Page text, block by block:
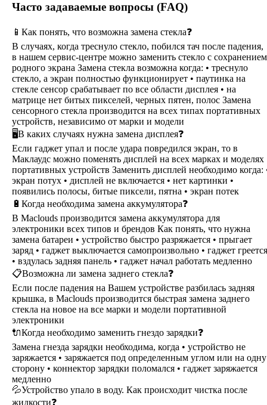
Часто задаваемые вопросы (FAQ)
📱Как понять, что возможна замена стекла❓
В случаях, когда треснуло стекло, побился тач после падения,
в нашем сервис-центре можно заменить стекло с сохранением
родного экрана Замена стекла возможна когда: • треснуло
стекло, а экран полностью функционирует • паутинка на
стекле сенсор срабатывает по все области дисплея • на
матрице нет битых пикселей, черных пятен, полос Замена
сенсорного стекла производится на всех типах портативных
устройств, независимо от марки и модели
🖥В каких случаях нужна замена дисплея❓
Если гаджет упал и после удара повредился экран, то в
Маклаудс можно поменять дисплей на всех марках и моделях
портативных устройств Заменить дисплей необходимо когда:
экран потух • дисплей не включается • нет картинки •
появились полосы, битые пиксели, пятна • экран потек
🔋Когда необходима замена аккумулятора❓
В Maclouds производится замена аккумулятора для
электроники всех типов и брендов Как понять, что нужна
замена батареи • устройство быстро разряжается • прыгает
заряд • гаджет выключается самопроизвольно • гаджет греется
• вздулась задняя панель • гаджет начал работать медленно
📋Возможна ли замена заднего стекла❓
Если после падения на Вашем устройстве разбилась задняя
крышка, в Maclouds производится быстрая замена заднего
стекла на новое на все марки и модели портативной
электроники
🔌Когда необходимо заменить гнездо зарядки❓
Замена гнезда зарядки необходима, когда • устройство не
заряжается • заряжается под определенным углом или на одну
сторону • коннектор зарядки поломался • гаджет заряжается
медленно
💦Устройство упало в воду. Как происходит чистка после
жидкости❓